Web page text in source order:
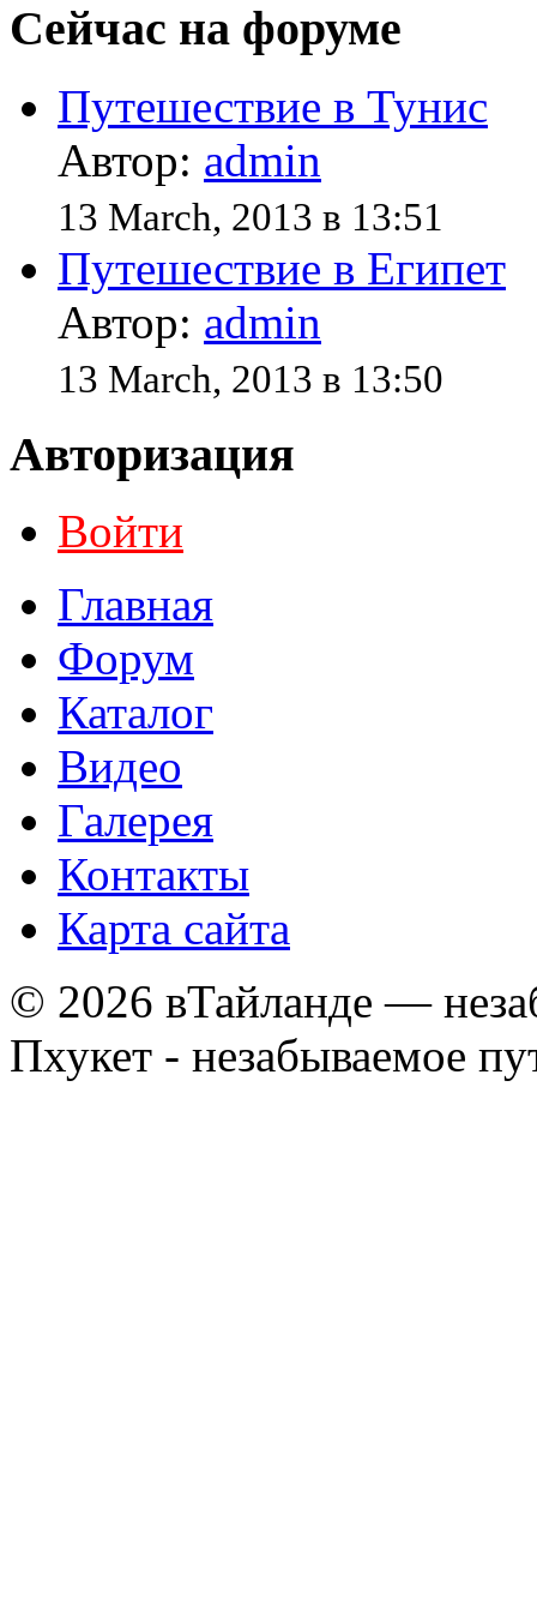
Сейчас на форуме
Путешествие в Тунис
Автор: admin
13 March, 2013 в 13:51
Путешествие в Египет
Автор: admin
13 March, 2013 в 13:50
Авторизация
Войти
Главная
Форум
Каталог
Видео
Галерея
Контакты
Карта сайта
© 2026 вТайланде —
Пхукет - незабываемое